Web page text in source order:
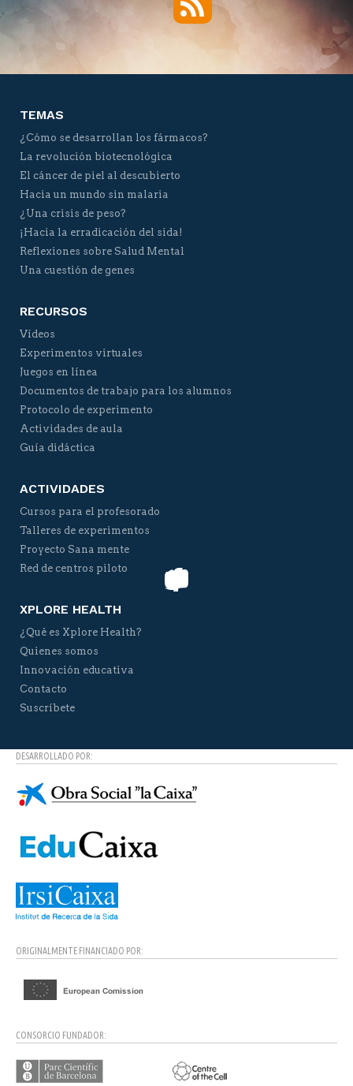
TEMAS
¿Cómo se desarrollan los fármacos?
La revolución biotecnológica
El cáncer de piel al descubierto
Hacia un mundo sin malaria
¿Una crisis de peso?
¡Hacia la erradicación del sida!
Reflexiones sobre Salud Mental
Una cuestión de genes
RECURSOS
Vídeos
Experimentos virtuales
Juegos en línea
Documentos de trabajo para los alumnos
Protocolo de experimento
Actividades de aula
Guía didáctica
ACTIVIDADES
Cursos para el profesorado
Talleres de experimentos
Proyecto Sana mente
Red de centros piloto
XPLORE HEALTH
¿Qué es Xplore Health?
Quienes somos
Innovación educativa
Contacto
Suscríbete
DESARROLLADO POR:
ORIGINALMENTE FINANCIADO POR:
CONSORCIO FUNDADOR: